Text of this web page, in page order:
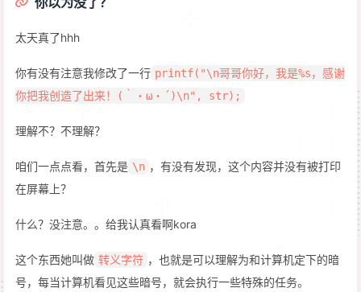
太天真了hhh
你有没有注意我修改了一行 printf("\n哥哥你好，我是%s，感谢
你把我创造了出来！(｀・ω・´)\n", str);
理解不？不理解？
咱们一点点看，首先是 \n ，有没有发现，这个内容并没有被打印
在屏幕上？
什么？没注意。。给我认真看啊kora
这个东西她叫做 转义字符 ，也就是可以理解为和计算机定下的暗
号，每当计算机看见这些暗号，就会执行一些特殊的任务。